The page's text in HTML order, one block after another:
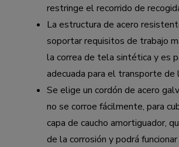
restringe el recorrido de
La estructura de acero
soportar requisitos de trabajo
la correa de tela sintética y es
adecuada para el transporte de
Se elige un cordón de acero
no se corroe fácilmente, para
capa de caucho amortiguador,
de la corrosión y podrá